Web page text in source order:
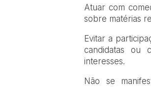
Atuar com
sobre matérias
Evitar a
candidatas ou
interesses.
Não se